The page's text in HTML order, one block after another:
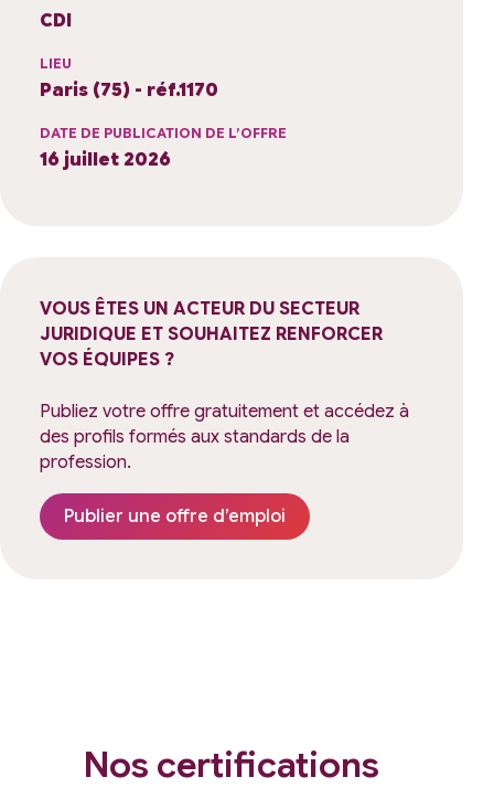
CDI
LIEU
Paris (75) - réf.1170
DATE DE PUBLICATION DE L’OFFRE
16 juillet 2026
VOUS ÊTES UN ACTEUR DU SECTEUR
JURIDIQUE ET SOUHAITEZ RENFORCER
VOS ÉQUIPES ?
Publiez votre offre gratuitement et accédez à
des profils formés aux standards de la
profession.
Publier une offre d’emploi
Nos certifications